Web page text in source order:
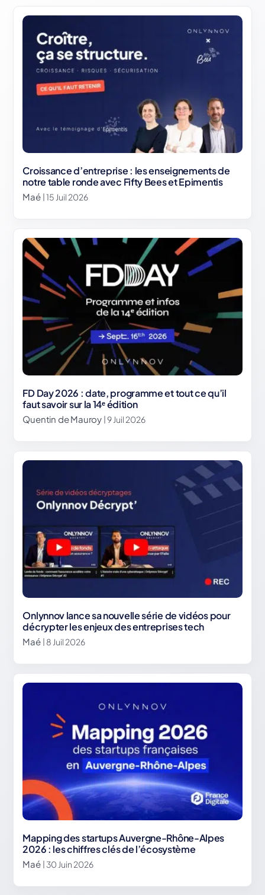
Croissance d’entreprise : les enseignements de
notre table ronde avec Fifty Bees et Epimentis
Maé | 15 Juil 2026
FD Day 2026 : date, programme et tout ce qu’il
faut savoir sur la 14ᵉ édition
Quentin de Mauroy | 9 Juil 2026
Onlynnov lance sa nouvelle série de vidéos pour
décrypter les enjeux des entreprises tech
Maé | 8 Juil 2026
Mapping des startups Auvergne-Rhône-Alpes
2026 : les chiffres clés de l’écosystème
Maé | 30 Juin 2026